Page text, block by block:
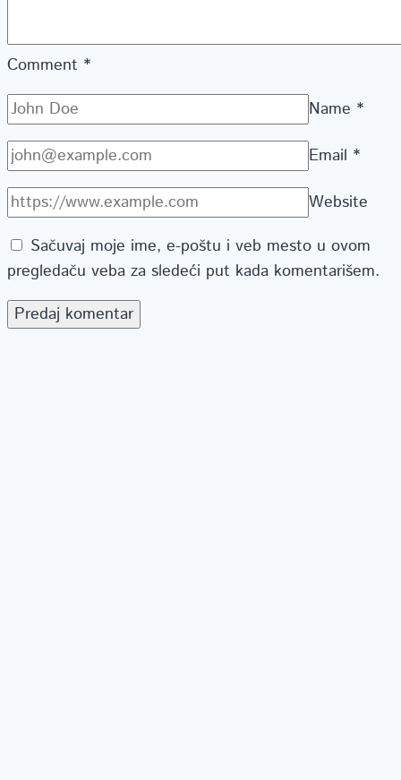
Comment *
Name *
Email *
Website
Sačuvaj moje ime, e-poštu i veb mesto u ovom
pregledaču veba za sledeći put kada komentarišem.